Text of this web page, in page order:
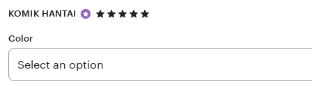
KOMIK HANTAI
5
5
stars
Color